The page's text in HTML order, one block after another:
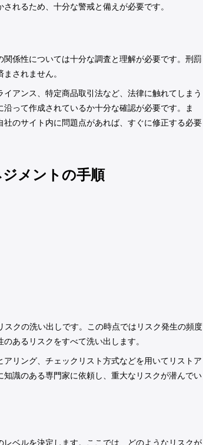
れるため、十分な警戒と備えが必要です。
係性については十分な調査と理解が必要です。刑罰
されません。
アンス、特定商品取引法など、法律に触れてしまう
って作成されているか十分な確認が必要です。ま
のサイト内に問題点があれば、すぐに修正する必要
メントの手順
スクの洗い出しです。この時点ではリスク発生の頻度
あるリスクをすべて洗い出します。
リング、チェックリスト方式などを用いてリストア
識のある専門家に依頼し、重大なリスクが潜んでい
ベルを決定します。ここでは、どのようなリスクが